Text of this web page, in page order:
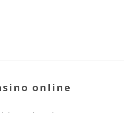
online